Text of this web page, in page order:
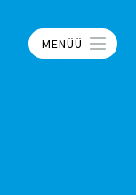
MENÜÜ